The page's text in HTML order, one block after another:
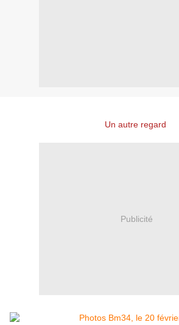
Un autre regard
Publicité